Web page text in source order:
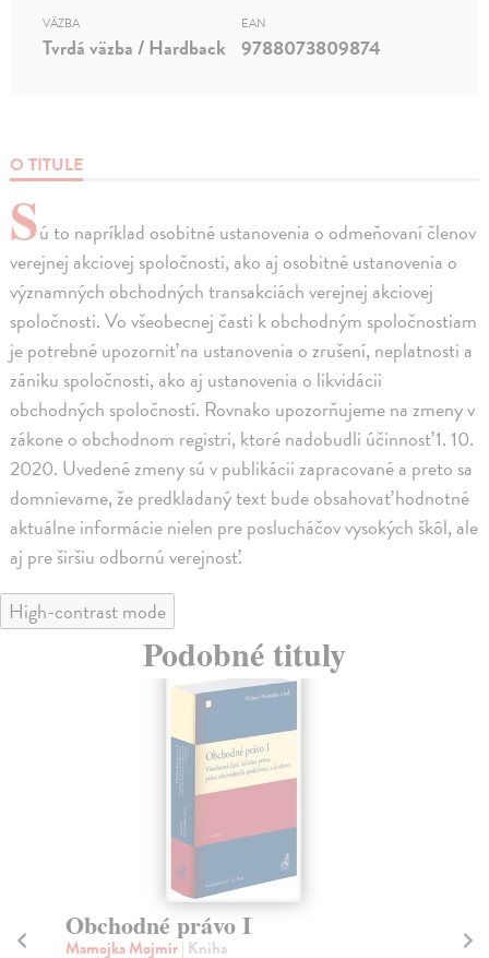
O TITULE
Sú to napríklad osobitné ustanovenia o odmeňovaní členov
verejnej akciovej spoločnosti, ako aj osobitné ustanovenia o
významných obchodných transakciách verejnej akciovej
spoločnosti. Vo všeobecnej časti k obchodným spoločnostiam
je potrebné upozorniť na ustanovenia o zrušení, neplatnosti a
zániku spoločnosti, ako aj ustanovenia o likvidácii
obchodných spoločností. Rovnako upozorňujeme na zmeny v
zákone o obchodnom registri, ktoré nadobudli účinnosť 1. 10.
2020. Uvedené zmeny sú v publikácii zapracované a preto sa
domnievame, že predkladaný text bude obsahovať hodnotné
aktuálne informácie nielen pre poslucháčov vysokých škôl, ale
aj pre širšiu odbornú verejnosť.
VÄZBA
Tvrdá väzba / Hardback
EAN
9788073809874
High-contrast mode
Podobné tituly
Odporovateľnosť právnych
úkonov